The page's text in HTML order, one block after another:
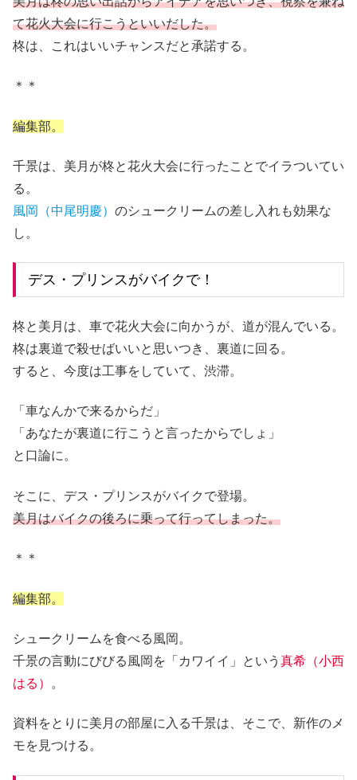
て花火大会に行こうといいだした。
柊は、これはいいチャンスだと承諾する。
＊＊
編集部。
千景は、美月が柊と花火大会に行ったことでイラついてい
る。
風岡（中尾明慶） のシュークリームの差し入れも効果な
し。
デス・プリンスがバイクで！
柊と美月は、車で花火大会に向かうが、道が混んでいる。
柊は裏道で殺せばいいと思いつき、裏道に回る。
すると、今度は工事をしていて、渋滞。
「車なんかで来るからだ」
「あなたが裏道に行こうと言ったからでしょ」
と口論に。
そこに、デス・プリンスがバイクで登場。
美月はバイクの後ろに乗って行ってしまった。
＊＊
編集部。
シュークリームを食べる風岡。
千景の言動にびびる風岡を「カワイイ」という 真希（小西
はる）
。
資料をとりに美月の部屋に入る千景は、そこで、新作のメ
モを見つける。